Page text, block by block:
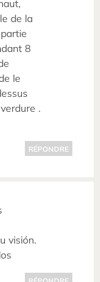
de la
8
le
.
RÉPONDRE
visión.